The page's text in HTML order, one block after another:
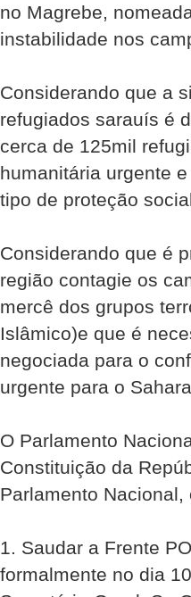
no Magrebe,
instabilidade nos
Considerando que a
refugiados sarauís é
cerca de 125mil
humanitária urgente
tipo de proteção
Considerando que é
região contagie os
mercê dos grupos
Islâmico)e que é
negociada para o
urgente para o
O Parlamento
Constituição da
Parlamento Nacional,
1. Saudar a Frente
formalmente no dia